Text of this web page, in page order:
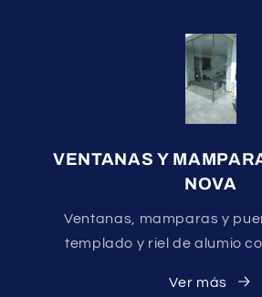
VENTANAS Y
NOVA
Ventanas, mamparas y
templado y riel de alumio
Ver más